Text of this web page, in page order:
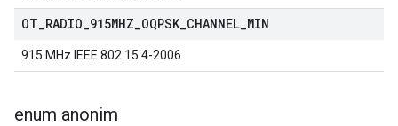
OT RADIO 915MHZ OQPSK_ CHANNEL MIN
915 MHz IEEE 802.15.4-2006
enum anonim